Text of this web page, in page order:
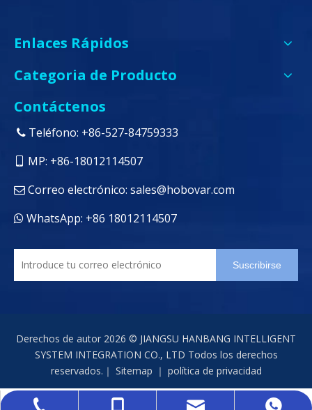
Enlaces Rápidos
Categoria de Producto
Contáctenos
 Teléfono: +86-527-84759333
MP: +86-18012114507
 Correo electrónico: sales@hobovar.com
 WhatsApp: +86 18012114507
Suscribirse
Derechos de autor 2026 © JIANGSU HANBANG INTELLIGENT
SYSTEM INTEGRATION CO., LTD Todos los derechos
reservados.｜ Sitemap ｜ política de privacidad